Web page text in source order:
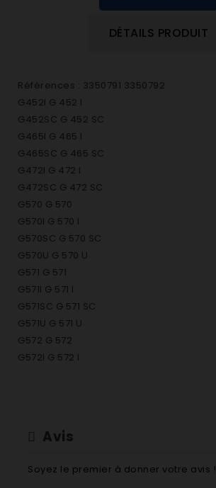
DÉTAILS PRODUIT
Références : 3350791 3350792
G452I G 452 I
G452SC G 452 SC
G465I G 465 I
G465SC G 465 SC
G472I G 472 I
G472SC G 472 SC
G570 G 570
G570I G 570 I
G570SC G 570 SC
G570U G 570 U
G571 G 571
G571I G 571 I
G571SC G 571 SC
G571U G 571 U
G572 G 572
G572I G 572 I
G575 G 575
G575SC G 575 SC
Avis
Soyez le premier à donner votre avis !